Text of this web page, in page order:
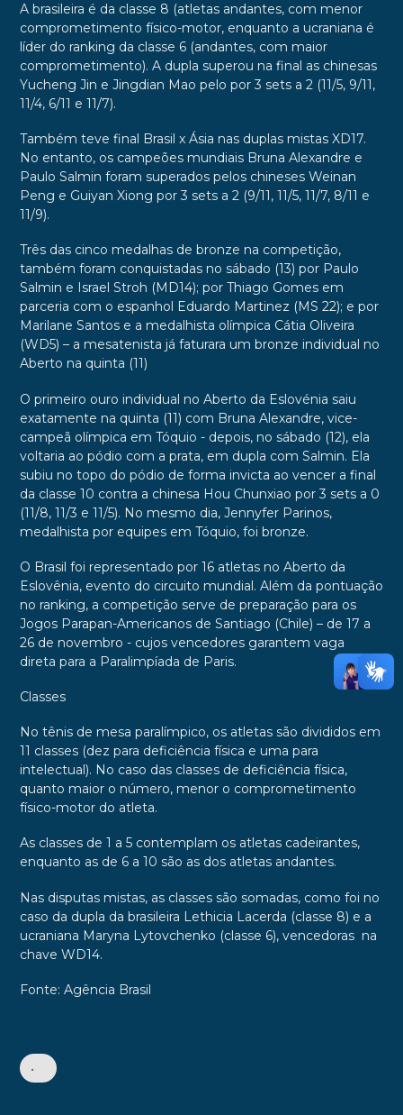
A brasileira é da classe 8 (atletas andantes, com menor
comprometimento físico-motor, enquanto a ucraniana é
líder do ranking da classe 6 (andantes, com maior
comprometimento). A dupla superou na final as chinesas
Yucheng Jin e Jingdian Mao pelo por 3 sets a 2 (11/5, 9/11,
11/4, 6/11 e 11/7).
Também teve final Brasil x Ásia nas duplas mistas XD17.
No entanto, os campeões mundiais Bruna Alexandre e
Paulo Salmin foram superados pelos chineses Weinan
Peng e Guiyan Xiong por 3 sets a 2 (9/11, 11/5, 11/7, 8/11 e
11/9).
Três das cinco medalhas de bronze na competição,
também foram conquistadas no sábado (13) por Paulo
Salmin e Israel Stroh (MD14); por Thiago Gomes em
parceria com o espanhol Eduardo Martinez (MS 22); e por
Marilane Santos e a medalhista olímpica Cátia Oliveira
(WD5) – a mesatenista já faturara um bronze individual no
Aberto na quinta (11)
O primeiro ouro individual no Aberto da Eslovénia saiu
exatamente na quinta (11) com Bruna Alexandre, vice-
campeã olímpica em Tóquio - depois, no sábado (12), ela
voltaria ao pódio com a prata, em dupla com Salmin. Ela
subiu no topo do pódio de forma invicta ao vencer a final
da classe 10 contra a chinesa Hou Chunxiao por 3 sets a 0
(11/8, 11/3 e 11/5). No mesmo dia, Jennyfer Parinos,
medalhista por equipes em Tóquio, foi bronze.
O Brasil foi representado por 16 atletas no Aberto da
Eslovênia, evento do circuito mundial. Além da pontuação
no ranking, a competição serve de preparação para os
Jogos Parapan-Americanos de Santiago (Chile) – de 17 a
26 de novembro - cujos vencedores garantem vaga
direta para a Paralimpíada de Paris.
Classes
No tênis de mesa paralímpico, os atletas são divididos em
11 classes (dez para deficiência física e uma para
intelectual). No caso das classes de deficiência física,
quanto maior o número, menor o comprometimento
físico-motor do atleta.
As classes de 1 a 5 contemplam os atletas cadeirantes,
enquanto as de 6 a 10 são as dos atletas andantes.
Nas disputas mistas, as classes são somadas, como foi no
caso da dupla da brasileira Lethicia Lacerda (classe 8) e a
ucraniana Maryna Lytovchenko (classe 6), vencedoras na
chave WD14.
Fonte: Agência Brasil
•